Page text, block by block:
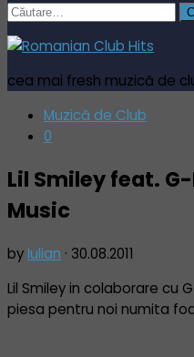
Caută
după:
cea mai fresh muzică de
Muzică de Club
0
Lil Smiley feat.
Music
byIulian · 30.08.2011
Lil Smiley in colaborare cu
piesa pentru noi numita